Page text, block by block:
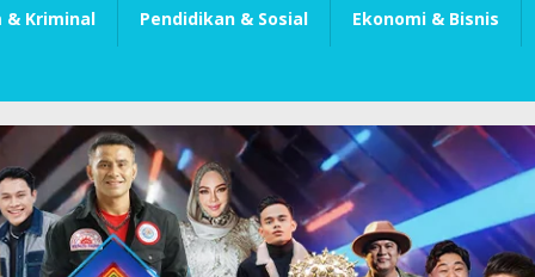
& Kriminal Pendidikan & Sosial Ekonomi & Bisnis